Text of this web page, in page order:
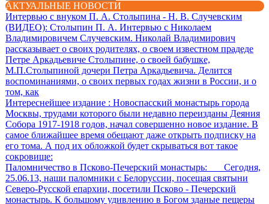
АКТУАЛЬНЫЕ НОВОСТИ
Интервью с внуком П. А. Столыпина - Н. В. Случевским
(ВИДЕО): Столыпин П. А. Интервью с Николаем
Владимировичем Случевским. Николай Владимирович
рассказывает о своих родителях, о своем известном прадеде
Петре Аркадьевиче Столыпине, о своей бабушке,
М.П.Столыпиной дочери Петра Аркадьевича. Делится
воспоминаниями, о своих первых годах жизни в России, и о
том, как
Интереснейшее издание : Новоспасский монастырь города
Москвы, трудами которого были недавно переизданы Деяния
Собора 1917-1918 годов, начал совершенно новое издание. В
самое ближайшее время обещают даже открыть подписку на
его тома. А под их обложкой будет скрываться вот такое
сокровище:
Паломничество в Псково-Печерский монастырь: Сегодня,
25.06.13, наши паломники с Белоруссии, посещая святыни
Северо-Русской епархии, посетили Псково - Печерский
монастырь. К большому удивлению в Богом зданые пещеры